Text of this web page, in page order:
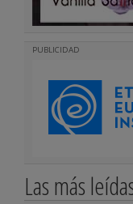
PUBLICIDAD
Las más